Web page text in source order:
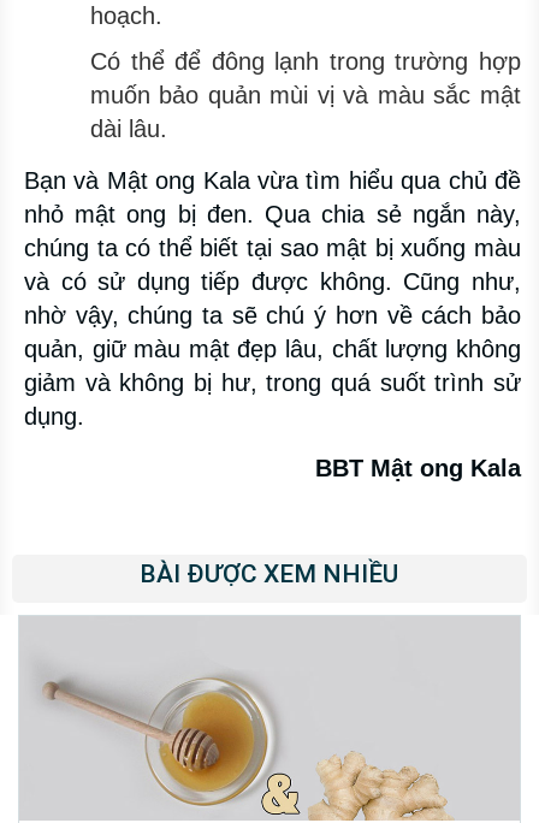
hoạch.
Có thể để đông lạnh trong trường hợp
muốn bảo quản mùi vị và màu sắc mật
dài lâu.
Bạn và Mật ong Kala vừa tìm hiểu qua chủ đề
nhỏ mật ong bị đen. Qua chia sẻ ngắn này,
chúng ta có thể biết tại sao mật bị xuống màu
và có sử dụng tiếp được không. Cũng như,
nhờ vậy, chúng ta sẽ chú ý hơn về cách bảo
quản, giữ màu mật đẹp lâu, chất lượng không
giảm và không bị hư, trong quá suốt trình sử
dụng.
BBT Mật ong Kala
BÀI ĐƯỢC XEM NHIỀU